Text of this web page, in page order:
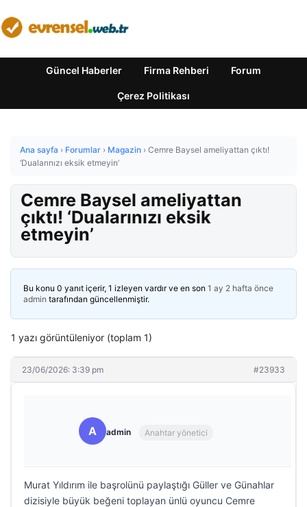
Güncel Haberler Firma Rehberi Forum
Çerez Politikası
Ana sayfa › Forumlar › Magazin › Cemre Baysel ameliyattan çıktı!
‘Dualarınızı eksik etmeyin’
Cemre Baysel ameliyattan
çıktı! ‘Dualarınızı eksik
etmeyin’
Bu konu 0 yanıt içerir, 1 izleyen vardır ve en son 1 ay 2 hafta önce
admin tarafından güncellenmiştir.
1 yazı görüntüleniyor (toplam 1)
23/06/2026: 3:39 pm #23933
A admin Anahtar yönetici
Murat Yıldırım ile başrolünü paylaştığı Güller ve Günahlar
dizisiyle büyük beğeni toplayan ünlü oyuncu Cemre